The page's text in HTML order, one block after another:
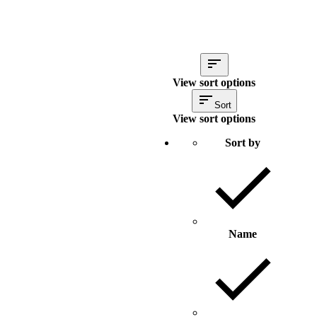
View sort options
Sort
View sort options
Sort by
Name